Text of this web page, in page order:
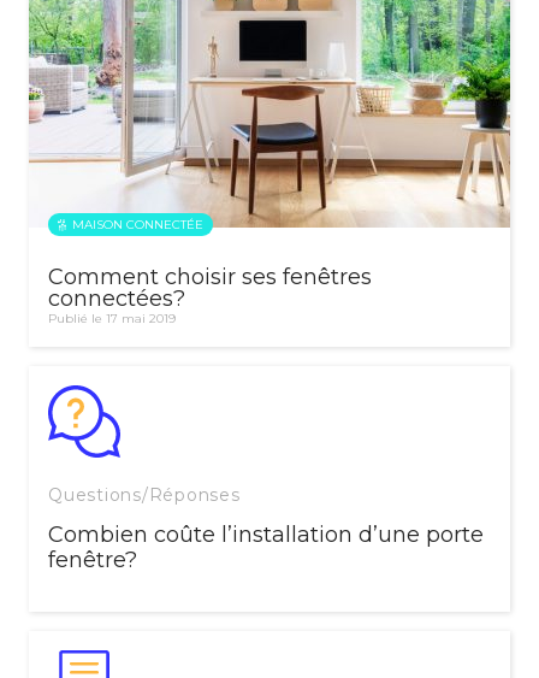
MAISON CONNECTÉE
Comment choisir ses fenêtres
connectées?
Publié le 17 mai 2019
Questions/Réponses
Combien coûte l’installation d’une porte
fenêtre?